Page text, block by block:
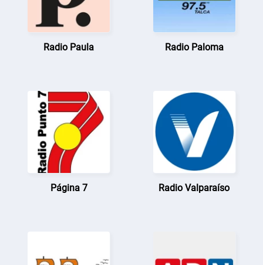
Radio Paula Radio Paloma
Página 7 Radio Valparaíso